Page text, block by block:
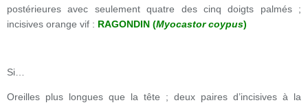
postérieures avec seulement quatre des cinq doigts palmés ;
incisives orange vif : RAGONDIN (Myocastor coypus)
Si…
Oreilles plus longues que la tête ; deux paires d’incisives à la